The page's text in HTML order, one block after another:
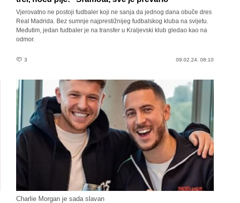
Vjerovatno ne postoji fudbaler koji ne sanja da jednog dana obuče dres
Real Madrida. Bez sumnje najprestižnijeg fudbalskog kluba na svijetu.
Međutim, jedan fudbaler je na transfer u Kraljevski klub gledao kao na
odmor.
3 09.02.24. 08:10
Charlie Morgan je sada slavan